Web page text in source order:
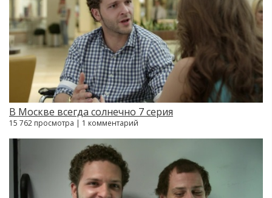
В Москве всегда солнечно 7 серия
15 762 просмотра | 1 комментарий